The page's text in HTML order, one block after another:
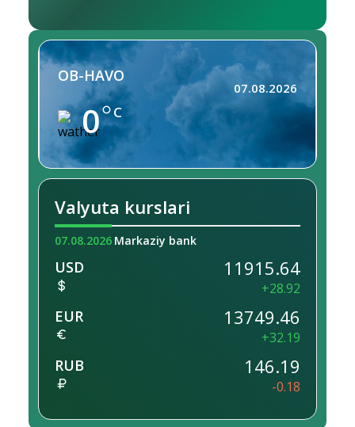
OB-HAVO
0 C
07.08.2026
Valyuta kurslari
07.08.2026 Markaziy bank
USD 11915.64
+28.92
EUR 13749.46
+32.19
RUB 146.19
-0.18